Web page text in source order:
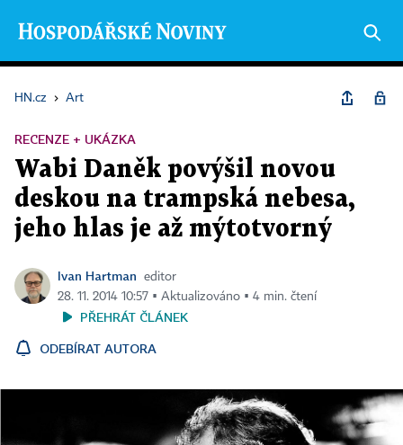
HN.cz › Art
RECENZE + UKÁZKA
Wabi Daněk povýšil novou
deskou na trampská nebesa,
jeho hlas je až mýtotvorný
Ivan Hartman
editor
28. 11. 2014 10:57 ▪ Aktualizováno ▪ 4 min. čtení
PŘEHRÁT ČLÁNEK
ODEBÍRAT AUTORA